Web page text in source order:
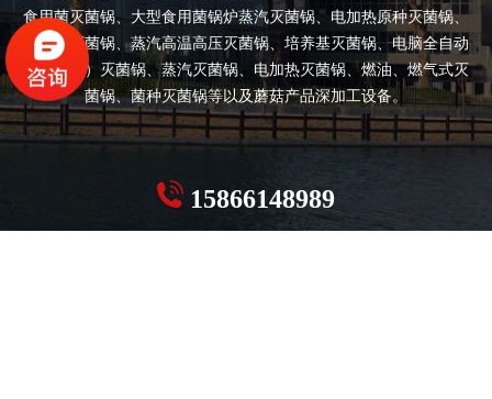
食用菌灭菌锅、大型食用菌锅炉蒸汽灭菌锅、电加热原种灭菌锅、
双开门灭菌锅、蒸汽高温高压灭菌锅、培养基灭菌锅、电脑全自动
（半自动）灭菌锅、蒸汽灭菌锅、电加热灭菌锅、燃油、燃气式灭
菌锅、菌种灭菌锅等以及蘑菇产品深加工设备。
15866148989